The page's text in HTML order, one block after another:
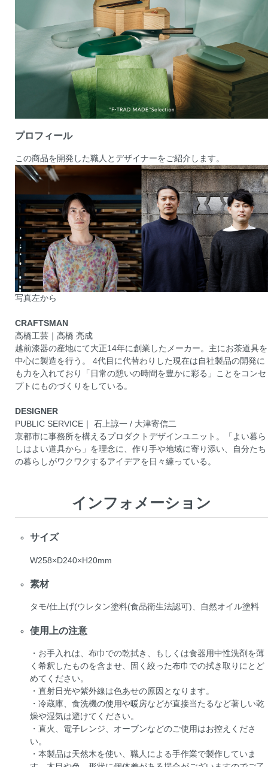
プロフィール
この商品を開発した職人とデザイナーをご紹介します。
写真左から
CRAFTSMAN
高橋工芸｜高橋 亮成
越前漆器の産地にて大正14年に創業したメーカー。主にお茶道具を
中心に製造を行う。 4代目に代替わりした現在は自社製品の開発に
も力を入れており「日常の憩いの時間を豊かに彩る」ことをコンセ
プトにものづくりをしている。
DESIGNER
PUBLIC SERVICE｜ 石上諒一 / 大津寄信二
京都市に事務所を構えるプロダクトデザインユニット。「よい暮ら
しはよい道具から」を理念に、作り手や地域に寄り添い、自分たち
の暮らしがワクワクするアイデアを日々練っている。
インフォメーション
サイズ
W258×D240×H20mm
素材
タモ/仕上げ(ウレタン塗料(食品衛生法認可)、自然オイル塗料
使用上の注意
・お手入れは、布巾での乾拭き、もしくは食器用中性洗剤を薄
く希釈したものを含ませ、固く絞った布巾での拭き取りにとど
めてください。
・直射日光や紫外線は色あせの原因となります。
・冷蔵庫、食洗機の使用や暖房などが直接当たるなど著しい乾
燥や湿気は避けてください。
・直火、電子レンジ、オーブンなどのご使用はお控えくださ
い。
・本製品は天然木を使い、職人による手作業で製作していま